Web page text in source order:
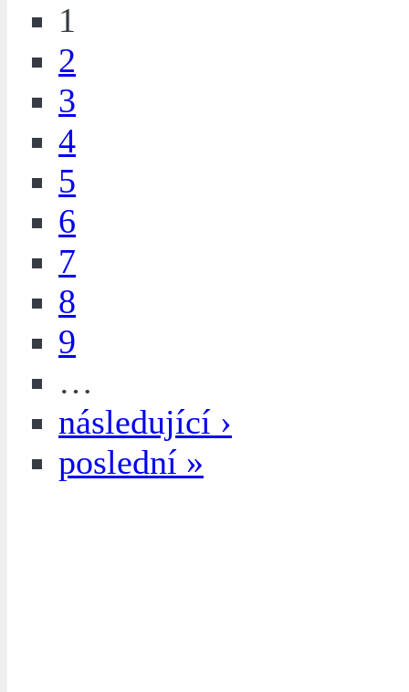
1
2
3
4
5
6
7
8
9
…
následující ›
poslední »